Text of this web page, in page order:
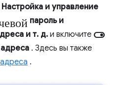
Настройка и управление
пароль и
и т. д. и включите toggle_on
. Здесь вы также
.